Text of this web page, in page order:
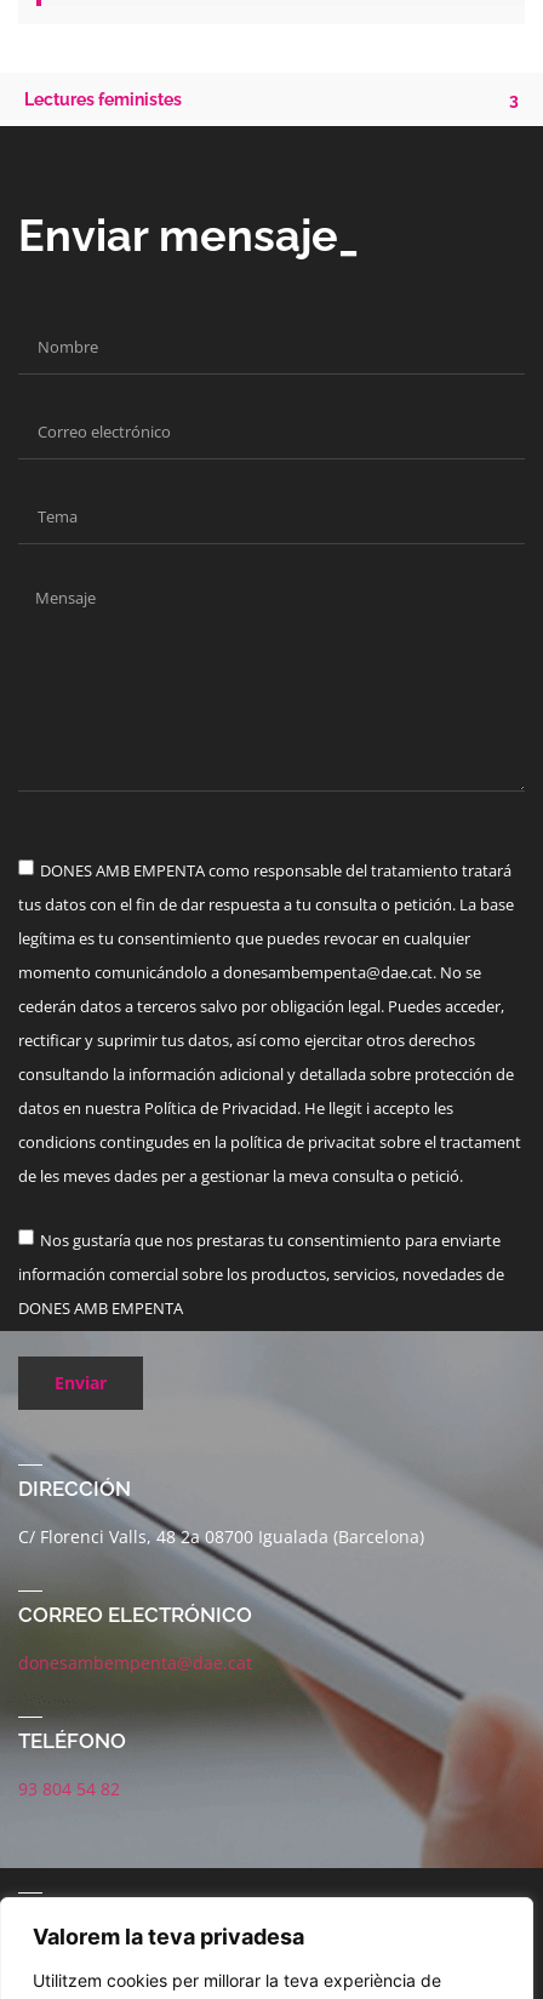
Valorem la teva privadesa
Utilitzem cookies per millorar la teva experiència de
Lectures feministes 3
Enviar mensaje_
DONES AMB EMPENTA como responsable del tratamiento tratará
tus datos con el fin de dar respuesta a tu consulta o petición. La base
legítima es tu consentimiento que puedes revocar en cualquier
momento comunicándolo adonesambempenta@dae.cat. No se
cederán datos a terceros salvo por obligación legal. Puedes acceder,
rectificar y suprimir tus datos, así como ejercitar otros derechos
consultando la información adicional y detallada sobre protección de
datos en nuestra Política de Privacidad. He llegit i accepto les
condicions contingudes en la política de privacitat sobre el tractament
de les meves dades per a gestionar la meva consulta o petició.
Nos gustaría que nos prestaras tu consentimiento para enviarte
información comercial sobre los productos, servicios, novedades de
DONES AMB EMPENTA
Enviar
DIRECCIÓN
C/ Florenci Valls, 48 2a 08700 Igualada (Barcelona)
CORREO ELECTRÓNICO
donesambempenta@dae.cat
TELÉFONO
93 804 54 82